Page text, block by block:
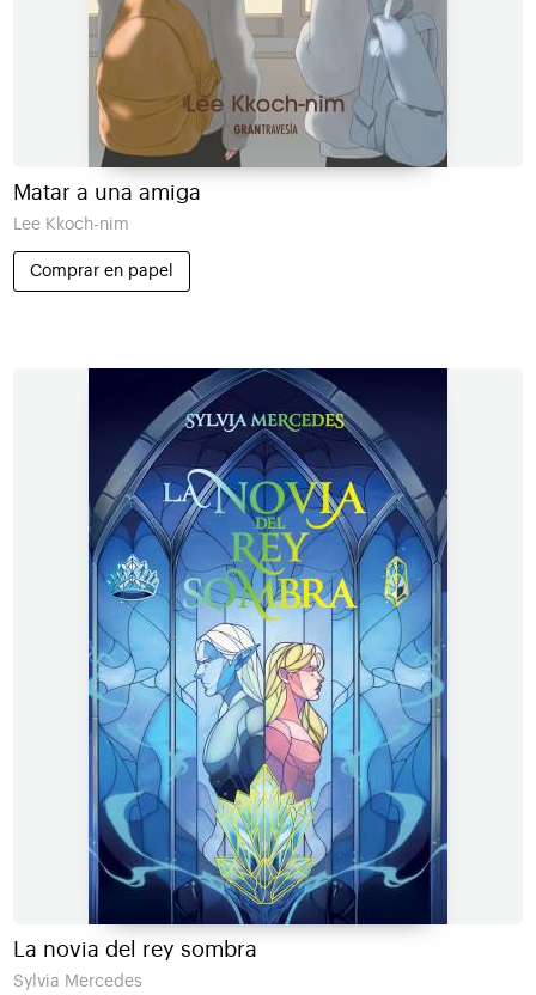
Matar a una amiga
Lee Kkoch-nim
Comprar en papel
La novia del rey sombra
Sylvia Mercedes